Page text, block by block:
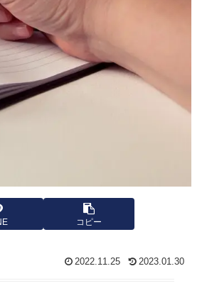
コピー
2022.11.25 2023.01.30